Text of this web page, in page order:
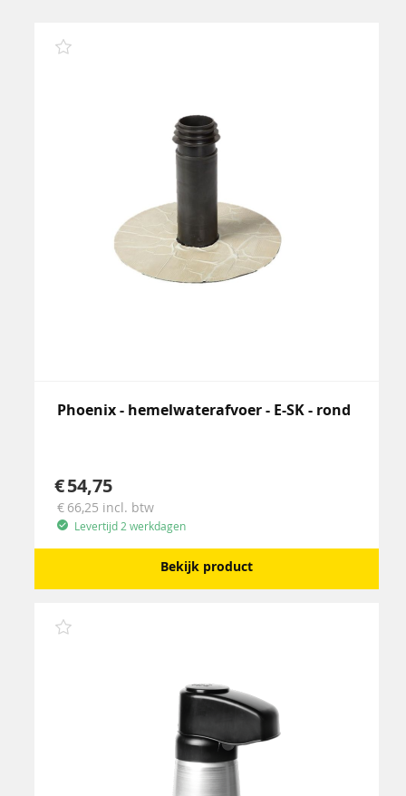
Phoenix - hemelwaterafvoer - E-SK - rond
54,75
66,25 incl. btw
Levertijd 2 werkdagen
Bekijk product